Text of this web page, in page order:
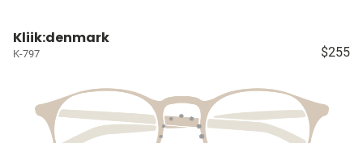
Kliik:denmark
K-797 $255